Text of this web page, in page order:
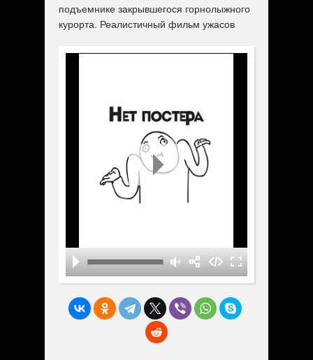
подъемнике закрывшегося горнолыжного
курорта. Реалистичный фильм ужасов